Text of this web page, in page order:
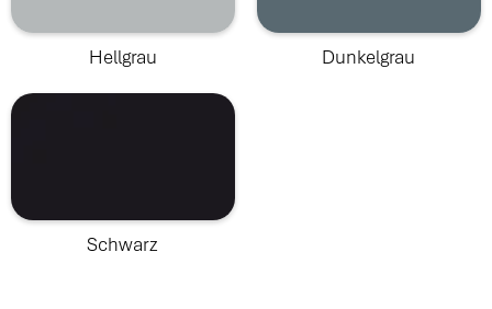
Hellgrau Dunkelgrau
Schwarz